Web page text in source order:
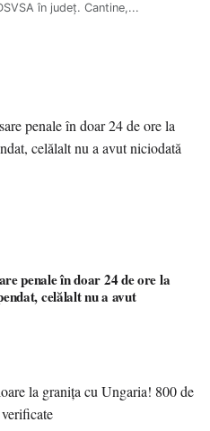
în județ. Cantine,...
penale în doar 24 de ore la
celălalt nu a avut